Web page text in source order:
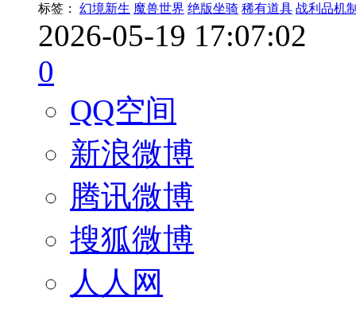
标签： 幻境新生 魔兽世界 绝版坐骑 稀有道具 战利品机
2026-05-19 17:07:02
0
QQ空间
新浪微博
腾讯微博
搜狐微博
人人网